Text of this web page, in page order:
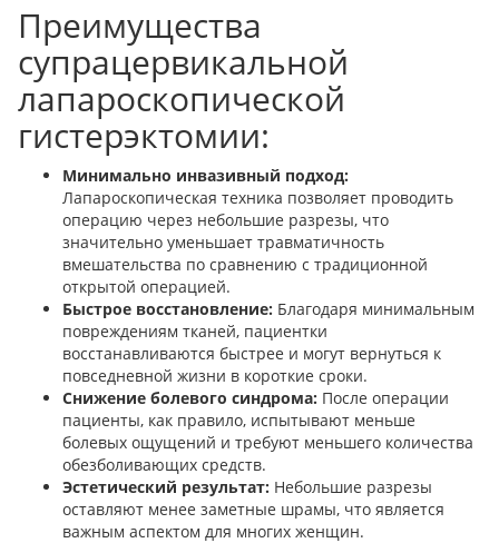
Преимущества
супрацервикальной
лапароскопической
гистерэктомии:
Минимально инвазивный подход:
Лапароскопическая техника позволяет проводить
операцию через небольшие разрезы, что
значительно уменьшает травматичность
вмешательства по сравнению с традиционной
открытой операцией.
Быстрое восстановление: Благодаря минимальным
повреждениям тканей, пациентки
восстанавливаются быстрее и могут вернуться к
повседневной жизни в короткие сроки.
Снижение болевого синдрома: После операции
пациенты, как правило, испытывают меньше
болевых ощущений и требуют меньшего количества
обезболивающих средств.
Эстетический результат: Небольшие разрезы
оставляют менее заметные шрамы, что является
важным аспектом для многих женщин.